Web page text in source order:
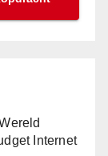
Internet